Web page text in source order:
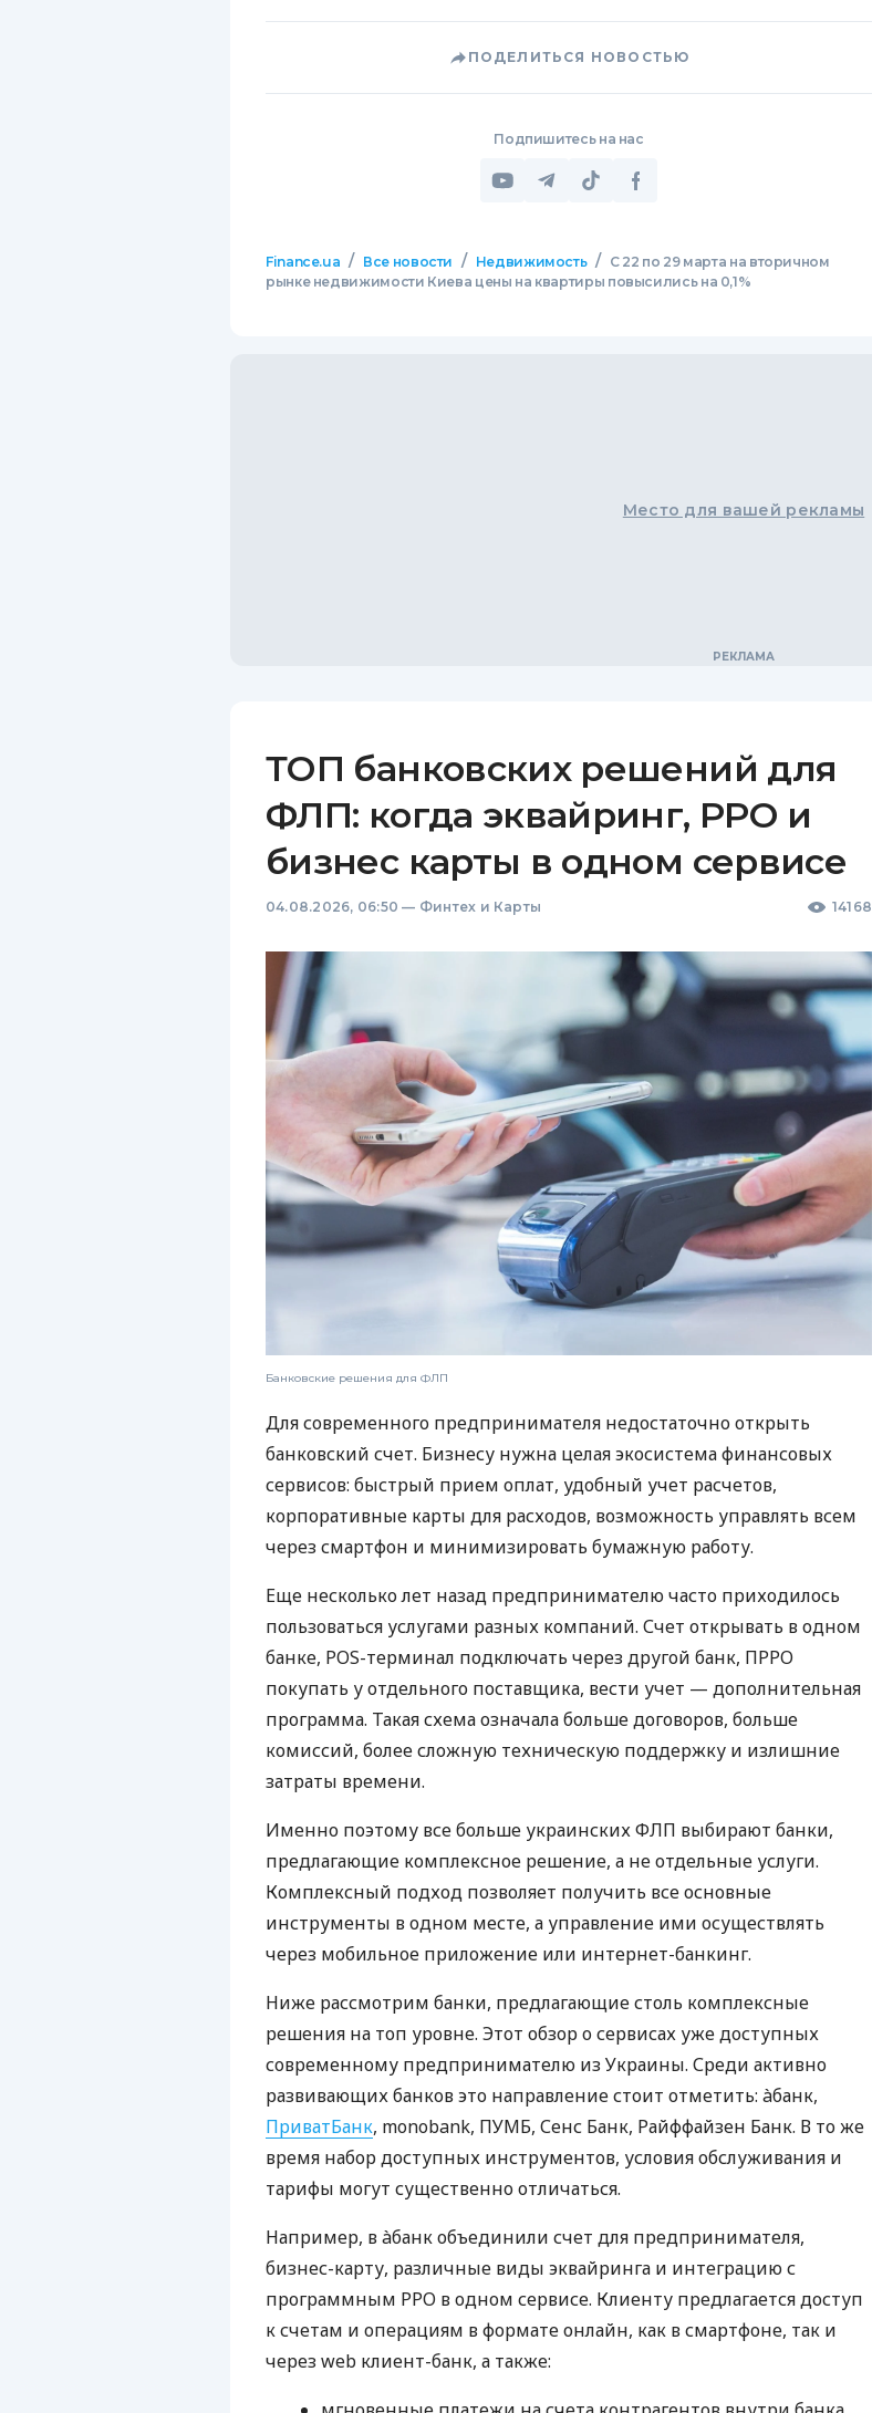
ПОДЕЛИТЬСЯ НОВОСТЬЮ
Подпишитесь на нас
Finance.ua / Все новости / Недвижимость / С 22 по 29 марта на вторичном
рынке недвижимости Киева цены на квартиры повысились на 0,1%
Место для вашей рекламы
ТОП банковских решений для
ФЛП: когда эквайринг, РРО и
бизнес карты в одном сервисе
04.08.2026, 06:50 — Финтех и Карты 14168
Банковские решения для ФЛП
Для современного предпринимателя недостаточно открыть
банковский счет. Бизнесу нужна целая экосистема финансовых
сервисов: быстрый прием оплат, удобный учет расчетов,
корпоративные карты для расходов, возможность управлять всем
через смартфон и минимизировать бумажную работу.
Еще несколько лет назад предпринимателю часто приходилось
пользоваться услугами разных компаний. Счет открывать в одном
банке, POS-терминал подключать через другой банк, ПРРО
покупать у отдельного поставщика, вести учет — дополнительная
программа. Такая схема означала больше договоров, больше
комиссий, более сложную техническую поддержку и излишние
затраты времени.
Именно поэтому все больше украинских ФЛП выбирают банки,
предлагающие комплексное решение, а не отдельные услуги.
Комплексный подход позволяет получить все основные
инструменты в одном месте, а управление ими осуществлять
через мобильное приложение или интернет-банкинг.
Ниже рассмотрим банки, предлагающие столь комплексные
решения на топ уровне. Этот обзор о сервисах уже доступных
современному предпринимателю из Украины. Среди активно
развивающих банков это направление стоит отметить: àбанк,
ПриватБанк, monobank, ПУМБ, Сенс Банк, Райффайзен Банк. В то же
время набор доступных инструментов, условия обслуживания и
тарифы могут существенно отличаться.
Например, в àбанк объединили счет для предпринимателя,
бизнес-карту, различные виды эквайринга и интеграцию с
программным РРО в одном сервисе. Клиенту предлагается доступ
к счетам и операциям в формате онлайн, как в смартфоне, так и
через web клиент-банк, а также: